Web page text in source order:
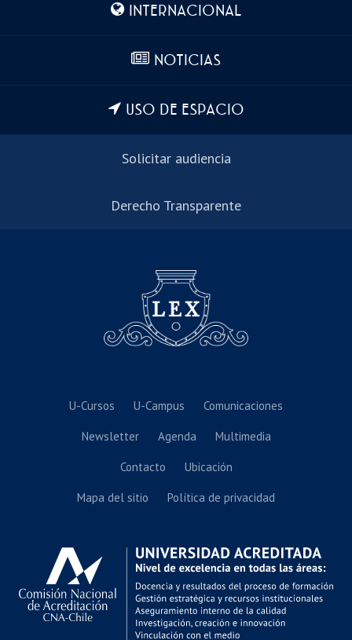
INTERNACIONAL
NOTICIAS
USO DE ESPACIO
Solicitar audiencia
Derecho Transparente
U-Cursos U-Campus Comunicaciones
Newsletter Agenda Multimedia
Contacto Ubicación
Mapa del sitio Política de privacidad